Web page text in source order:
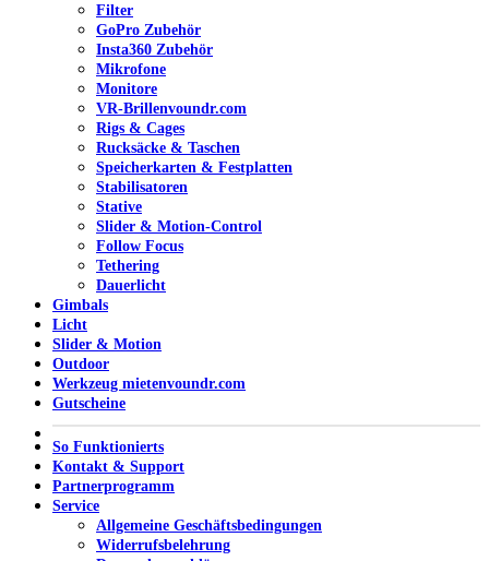
Filter
GoPro Zubehör
Insta360 Zubehör
Mikrofone
Monitore
VR-Brillenvoundr.com
Rigs & Cages
Rucksäcke & Taschen
Speicherkarten & Festplatten
Stabilisatoren
Stative
Slider & Motion-Control
Follow Focus
Tethering
Dauerlicht
Gimbals
Licht
Slider & Motion
Outdoor
Werkzeug mietenvoundr.com
Gutscheine
So Funktionierts
Kontakt & Support
Partnerprogramm
Service
Allgemeine Geschäftsbedingungen
Widerrufsbelehrung